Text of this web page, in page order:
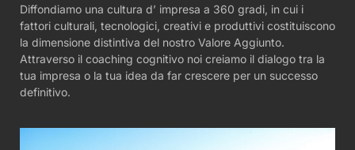
Diffondiamo una cultura d’ impresa a 360 gradi, in cui i
fattori culturali, tecnologici, creativi e produttivi costituiscono
la dimensione distintiva del nostro Valore Aggiunto.
Attraverso il coaching cognitivo noi creiamo il dialogo tra la
tua impresa o la tua idea da far crescere per un successo
definitivo.